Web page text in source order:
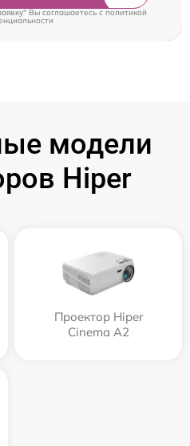
Вы соглашаетесь cполитикой
модели
Hiper
Проектор Hiper
Cinema A2